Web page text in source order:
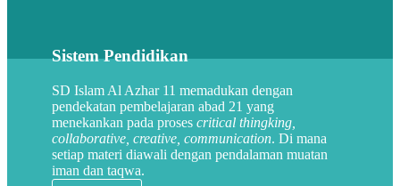
Sistem Pendidikan
SD Islam Al Azhar 11 memadukan dengan
pendekatan pembelajaran abad 21 yang
menekankan pada proses critical thingking,
collaborative, creative, communication. Di mana
setiap materi diawali dengan pendalaman muatan
iman dan taqwa.